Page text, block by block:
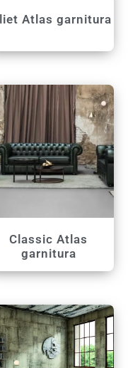
Atlas garnitura
Classic Atlas
garnitura